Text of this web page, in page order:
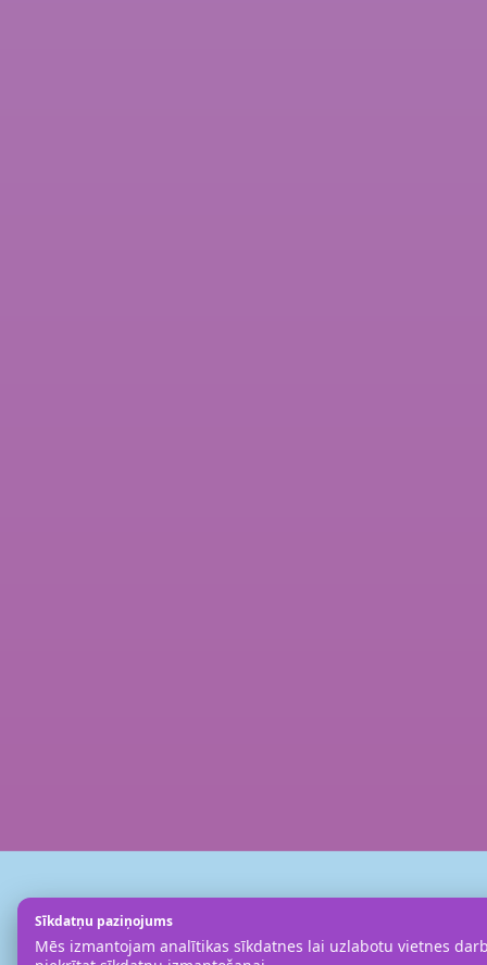
Sīkdatņu paziņojums
Mēs izmantojam analītikas sīkdatnes lai uzlabotu vietnes